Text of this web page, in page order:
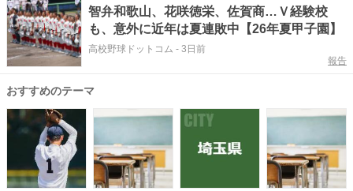
智弁和歌山、花咲徳栄、佐賀商…Ｖ経験校
も、意外に近年は夏連敗中【26年夏甲子園】
高校野球ドットコム - 3日前
報告
おすすめのテーマ